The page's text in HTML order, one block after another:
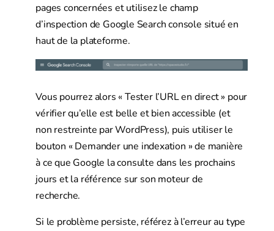
pages concernées et utilisez le champ
d’inspection de Google Search console situé en
haut de la plateforme.
Vous pourrez alors « Tester l’URL en direct » pour
vérifier qu’elle est belle et bien accessible (et
non restreinte par WordPress), puis utiliser le
bouton « Demander une indexation » de manière
à ce que Google la consulte dans les prochains
jours et la référence sur son moteur de
recherche.
Si le problème persiste, référez à l’erreur au type